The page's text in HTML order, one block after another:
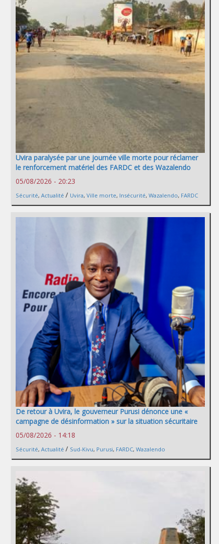
Uvira paralysée par une journée ville morte pour réclamer
le renforcement matériel des FARDC et des Wazalendo
05/08/2026 - 20:23
Sécurité, Actualité / Uvira, Ville morte, Insécurité, Wazalendo, FARDC
De retour à Uvira, le gouverneur Purusi dénonce une «
campagne de désinformation » sur la situation sécuritaire
05/08/2026 - 14:18
Sécurité, Actualité / Sud-Kivu, Purusi, FARDC, Wazalendo